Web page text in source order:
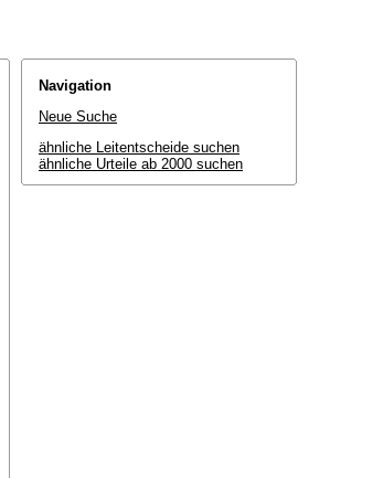
Navigation
Neue Suche
ähnliche Leitentscheide suchen
ähnliche Urteile ab 2000 suchen